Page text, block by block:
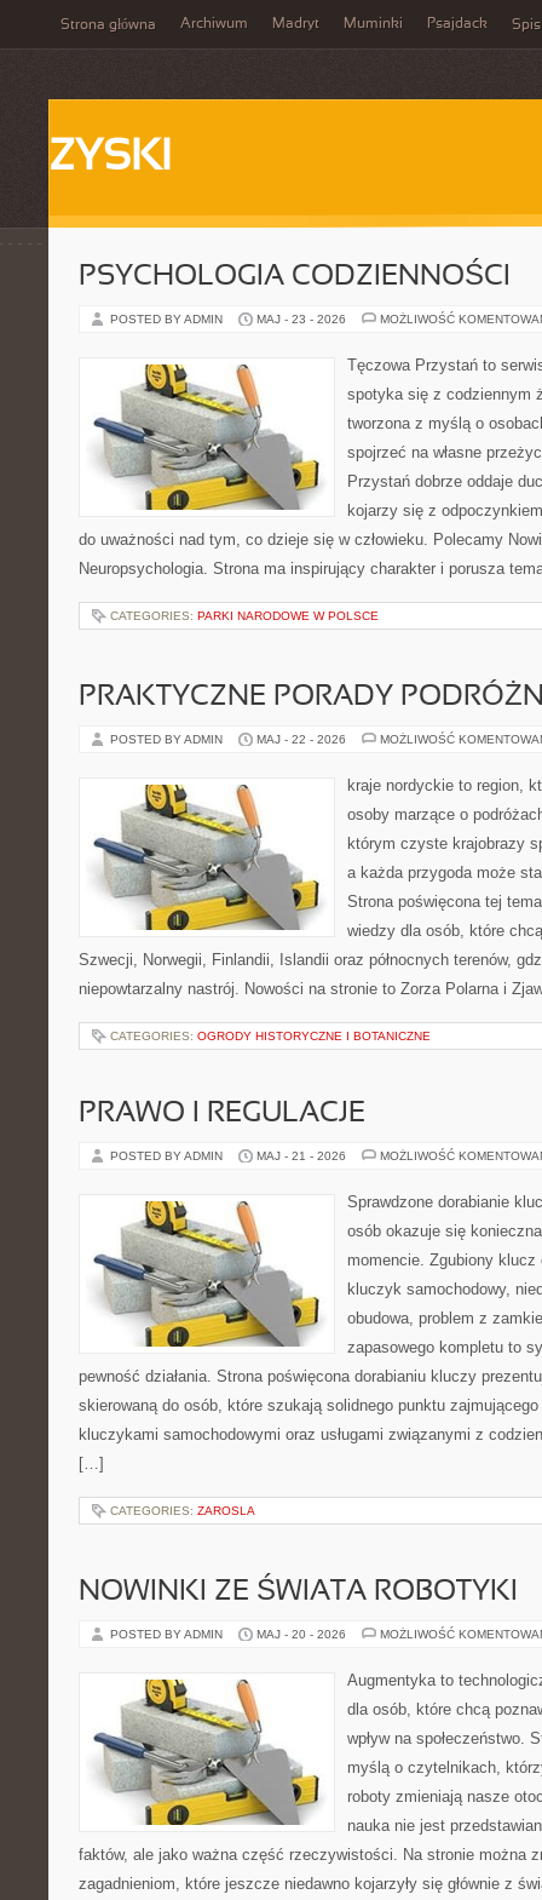
Strona główna Archiwum Madryt Muminki Psajdack Spis
ZYSKI
PSYCHOLOGIA CODZIENNOŚCI
POSTED BY ADMIN MAJ - 23 - 2026 MOŻLIWOŚĆ
Tęczowa Przystań to
spotyka się z codziennym
tworzona z myślą o
spojrzeć na własne
Przystań dobrze oddaje
kojarzy się z
do uważności nad tym, co dzieje się w człowieku. Polecamy
Neuropsychologia. Strona ma inspirujący charakter i porusza
CATEGORIES: PARKI NARODOWE W POLSCE
PRAKTYCZNE PORADY
POSTED BY ADMIN MAJ - 22 - 2026 MOŻLIWOŚĆ
kraje nordyckie to region,
osoby marzące o
którym czyste krajobrazy
a każda przygoda może
Strona poświęcona tej
wiedzy dla osób, które
Szwecji, Norwegii, Finlandii, Islandii oraz północnych terenów,
niepowtarzalny nastrój. Nowości na stronie to Zorza Polarna i
CATEGORIES: OGRODY HISTORYCZNE I BOTANICZNE
PRAWO I REGULACJE
POSTED BY ADMIN MAJ - 21 - 2026 MOŻLIWOŚĆ
Sprawdzone dorabianie
osób okazuje się
momencie. Zgubiony
kluczyk samochodowy,
obudowa, problem z
zapasowego kompletu to
pewność działania. Strona poświęcona dorabianiu kluczy
skierowaną do osób, które szukają solidnego punktu
kluczykami samochodowymi oraz usługami związanymi z
[…]
CATEGORIES: ZAROSLA
NOWINKI ZE ŚWIATA ROBOTYKI
POSTED BY ADMIN MAJ - 20 - 2026 MOŻLIWOŚĆ
Augmentyka to
dla osób, które chcą
wpływ na społeczeństwo.
myślą o czytelnikach,
roboty zmieniają nasze
nauka nie jest
faktów, ale jako ważna część rzeczywistości. Na stronie można
zagadnieniom, które jeszcze niedawno kojarzyły się głównie z